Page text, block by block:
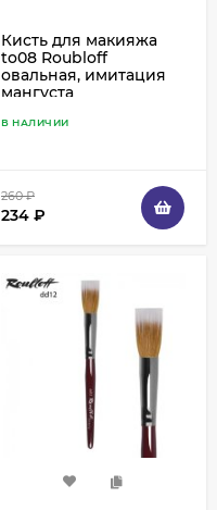
Кисть для макияжа
to08 Roubloff
овальная, имитация
мангуста
В НАЛИЧИИ
260₽
234 ₽